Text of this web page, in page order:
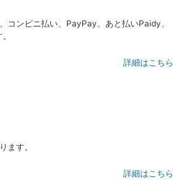
コンビニ払い、PayPay、あと払いPaidy、
詳細はこちら
ます。
詳細はこちら